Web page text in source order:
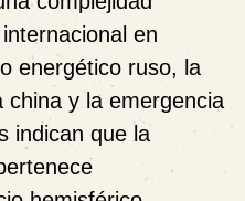
en
energético ruso, la
china y la emergencia
indican que la